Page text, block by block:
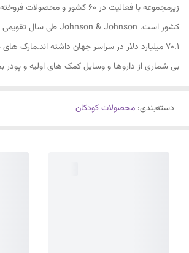
70.1 میلیارد دلار در سراسر جهان داشته اند.مارک
بی شماری از داروها و وسایل کمک های اولیه و پودر
دسته‌بندی: محصولات کودکان